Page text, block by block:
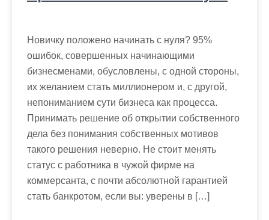
Новичку положено начинать с нуля? 95%
ошибок, совершенных начинающими
бизнесменами, обусловлены, с одной стороны,
их желанием стать миллионером и, с другой,
непониманием сути бизнеса как процесса.
Принимать решение об открытии собственного
дела без понимания собственных мотивов
такого решения неверно. Не стоит менять
статус с работника в чужой фирме на
коммерсанта, с почти абсолютной гарантией
стать банкротом, если вы: уверены в […]